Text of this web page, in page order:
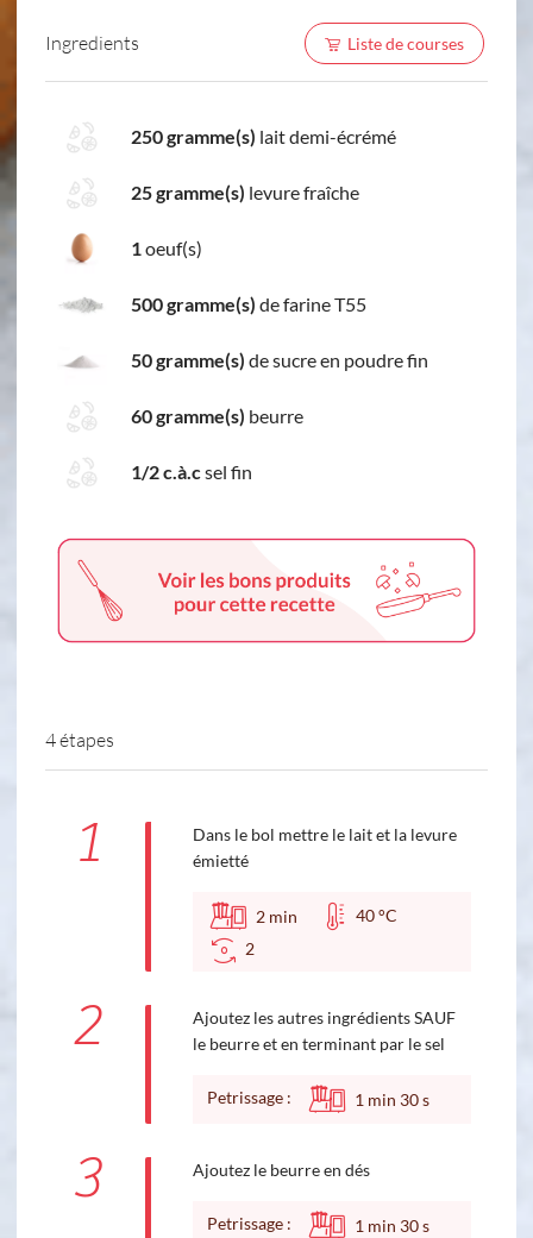
Ingredients Liste de courses
250 gramme(s) lait demi-écrémé
25 gramme(s) levure fraîche
1oeuf(s)
500 gramme(s) de farine T55
50 gramme(s) de sucre en poudre fin
60 gramme(s) beurre
1/2 c.à.csel fin
4 étapes
1
Dans le bol mettre le lait et la levure
émietté
2 min
40 °C
2
2
Ajoutez les autres ingrédients SAUF
le beurre et en terminant par le sel
Petrissage : 1 min 30s
3 Ajoutez le beurre en dés
Petrissage : 1 min 30s